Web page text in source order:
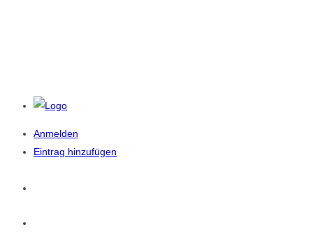
Anmelden
Eintrag hinzufügen